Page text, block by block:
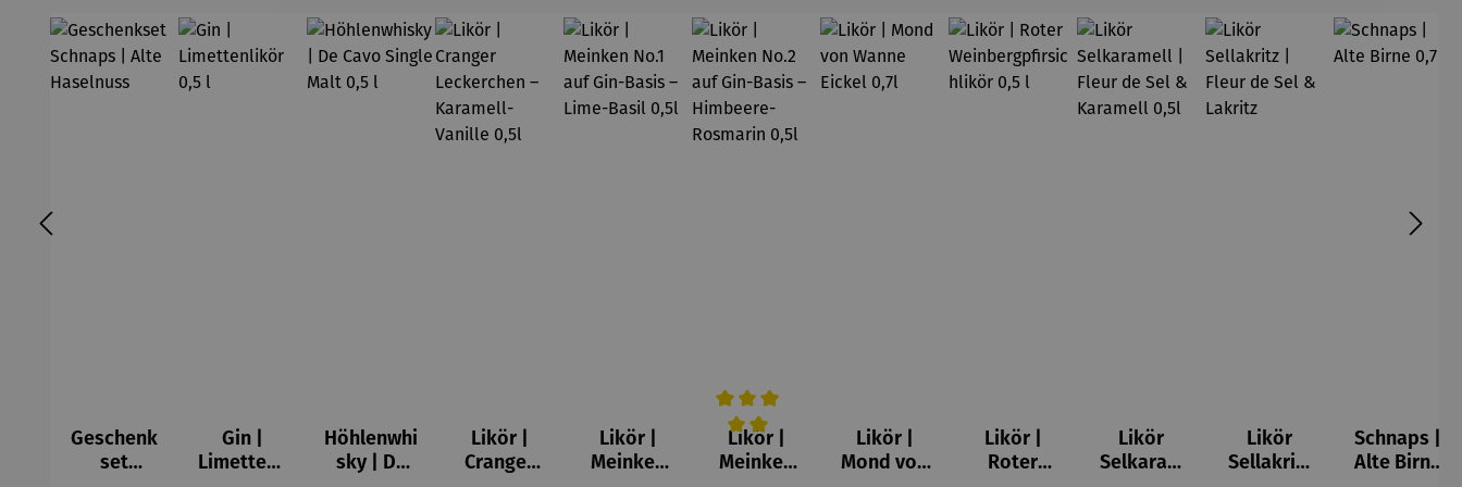
Geschenk
set
Gin |
Limettenli
Höhlenwhi
sky | De
Likör |
Cranger
Likör |
Meinken
Durchschnittliche Bewertung von 5 von 5 Sternen
Likör |
Meinken
Likör |
Mond von
Likör |
Roter
Likör
Selkaram
Likör
Sellakritz
Schnaps |
Alte Birne